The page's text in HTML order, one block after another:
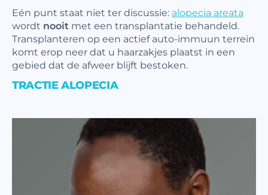
Eén punt staat niet ter discussie: alopecia areata
wordt nooit met een transplantatie behandeld.
Transplanteren op een actief auto-immuun terrein
komt erop neer dat u haarzakjes plaatst in een
gebied dat de afweer blijft bestoken.
TRACTIE ALOPECIA